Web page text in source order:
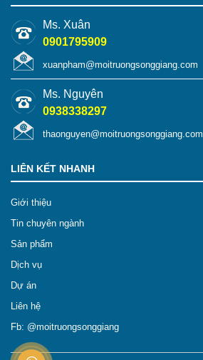
Ms. Xuân
0901795909
xuanpham@moitruongsonggiang.com
Ms. Nguyên
0938338297
thaonguyen@moitruongsonggiang.com
LIÊN KẾT NHANH
Giới thiệu
Tin chuyên ngành
Sản phẩm
Dịch vụ
Dự án
Liên hệ
Fb: @moitruongsonggiang